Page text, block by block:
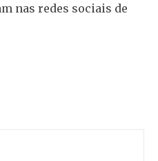
nas redes sociais de